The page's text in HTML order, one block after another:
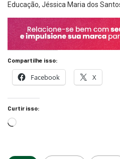
Educação, Jéssica Maria dos
Compartilhe isso:
Facebook X
Curtir isso: